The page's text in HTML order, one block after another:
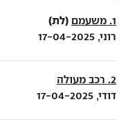
1. משעמם (לת)
רוני, 17-04-2025
2. רכב מעולה
דודי, 17-04-2025